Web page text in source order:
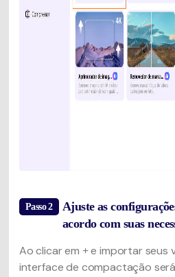
Passo 2
Ajuste as
acordo com suas
Ao clicar em +e importar seus
interface de compactação